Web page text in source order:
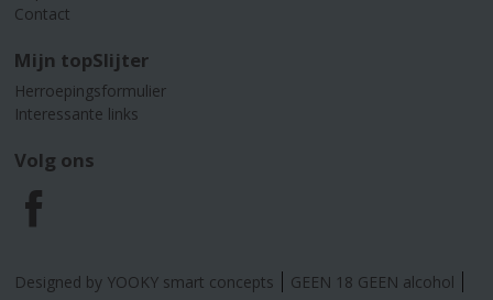
Contact
Mijn topSlijter
Herroepingsformulier
Interessante links
Volg ons
F
a
Designed by YOOKY smart concepts GEEN 18 GEEN alcohol